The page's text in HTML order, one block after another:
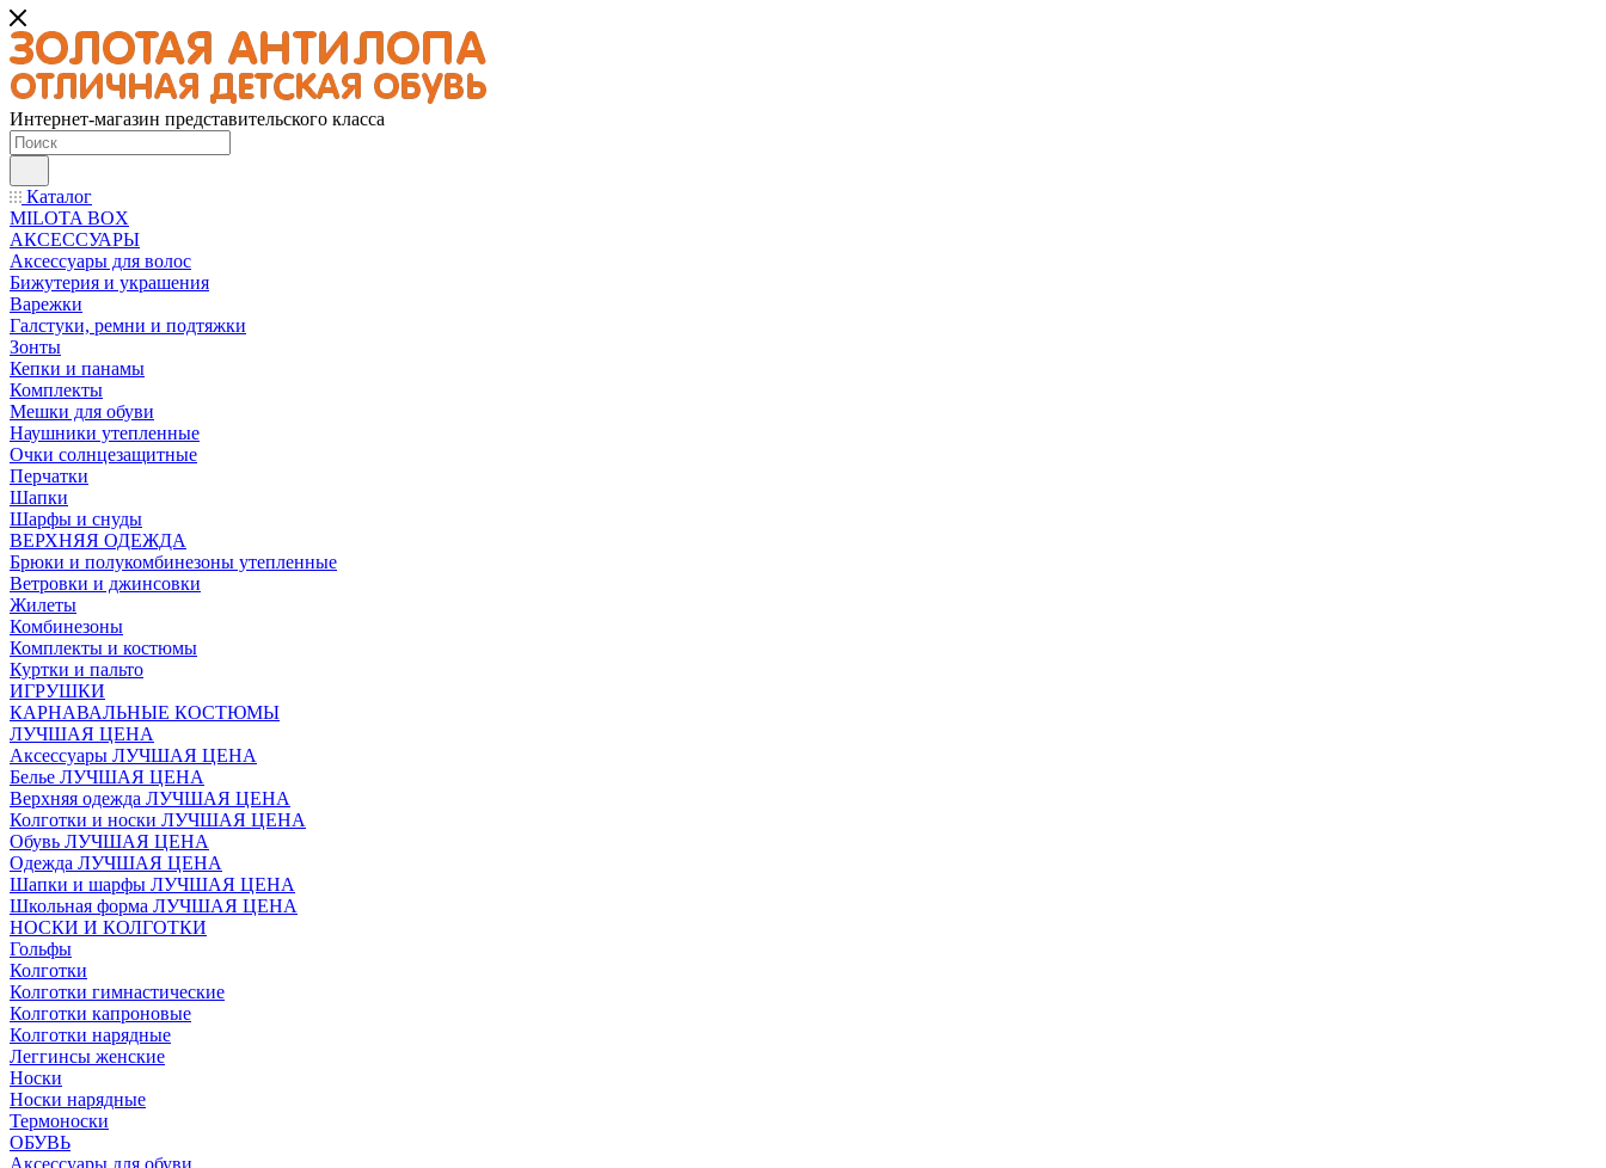
Интернет-магазин представительского класса
Каталог
MILOTA BOX
АКСЕССУАРЫ
Аксессуары для волос
Бижутерия и украшения
Варежки
Галстуки, ремни и подтяжки
Зонты
Кепки и панамы
Комплекты
Мешки для обуви
Наушники утепленные
Очки солнцезащитные
Перчатки
Шапки
Шарфы и снуды
ВЕРХНЯЯ ОДЕЖДА
Брюки и полукомбинезоны утепленные
Ветровки и джинсовки
Жилеты
Комбинезоны
Комплекты и костюмы
Куртки и пальто
ИГРУШКИ
КАРНАВАЛЬНЫЕ КОСТЮМЫ
ЛУЧШАЯ ЦЕНА
Аксессуары ЛУЧШАЯ ЦЕНА
Белье ЛУЧШАЯ ЦЕНА
Верхняя одежда ЛУЧШАЯ ЦЕНА
Колготки и носки ЛУЧШАЯ ЦЕНА
Обувь ЛУЧШАЯ ЦЕНА
Одежда ЛУЧШАЯ ЦЕНА
Шапки и шарфы ЛУЧШАЯ ЦЕНА
Школьная форма ЛУЧШАЯ ЦЕНА
НОСКИ И КОЛГОТКИ
Гольфы
Колготки
Колготки гимнастические
Колготки капроновые
Колготки нарядные
Леггинсы женские
Носки
Носки нарядные
Термоноски
ОБУВЬ
Аксессуары для обуви